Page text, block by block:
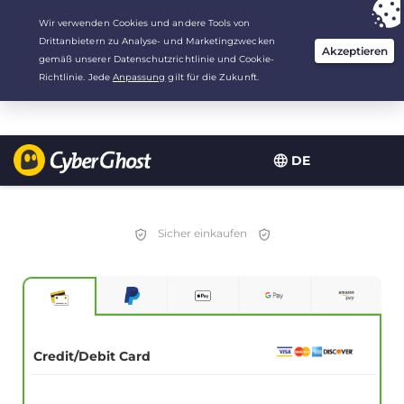
DE
Deine Wahl:Der beste Deal für 2.1666666666667 Jahre zu $
/Monat
Sicher einkaufen
Credit/Debit Card